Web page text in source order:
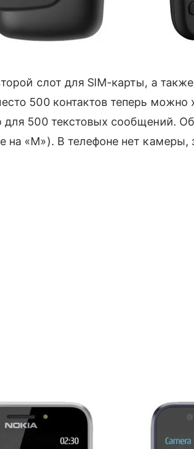
слот для SIM-карты, а
500 контактов теперь можно
для 500 текстовых сообщений.
на «М»). В телефоне нет